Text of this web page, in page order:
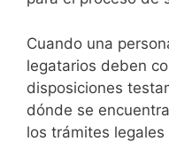
Cuando una
legatarios deben
disposiciones
dónde se
los trámites legales